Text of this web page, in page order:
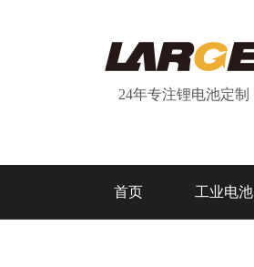
24年专注锂电池定制
首页 工业电池